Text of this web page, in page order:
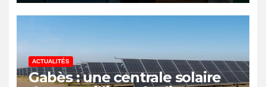
ACTUALITÉS
Gabès : une centrale solaire